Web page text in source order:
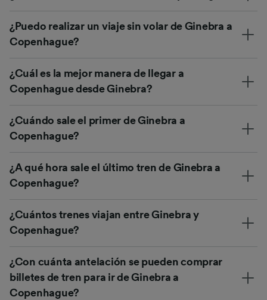
¿Puedo realizar un viaje sin volar de Ginebra a
Copenhague?
¿Cuál es la mejor manera de llegar a
Copenhague desde Ginebra?
¿Cuándo sale el primer de Ginebra a
Copenhague?
¿A qué hora sale el último tren de Ginebra a
Copenhague?
¿Cuántos trenes viajan entre Ginebra y
Copenhague?
¿Con cuánta antelación se pueden comprar
billetes de tren para ir de Ginebra a
Copenhague?